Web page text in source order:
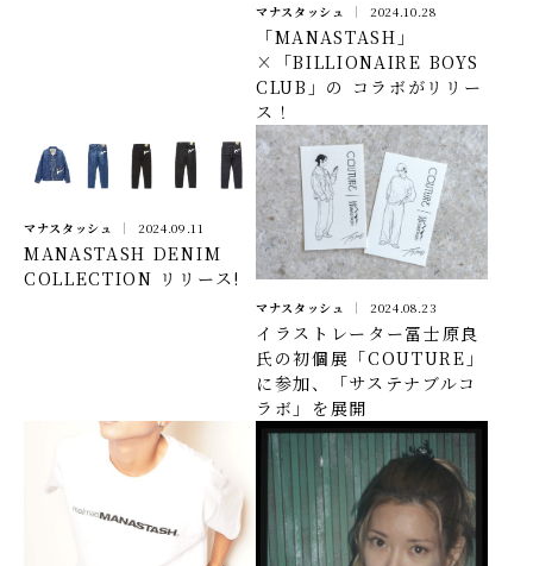
マナスタッシュ 2024.10.28
「MANASTASH」
×「BILLIONAIRE BOYS
CLUB」の コラボがリリー
ス！
マナスタッシュ 2024.09.11
MANASTASH DENIM
COLLECTION リリース!
マナスタッシュ 2024.08.23
イラストレーター冨士原良
氏の初個展「COUTURE」
に参加、「サステナブルコ
ラボ」を展開